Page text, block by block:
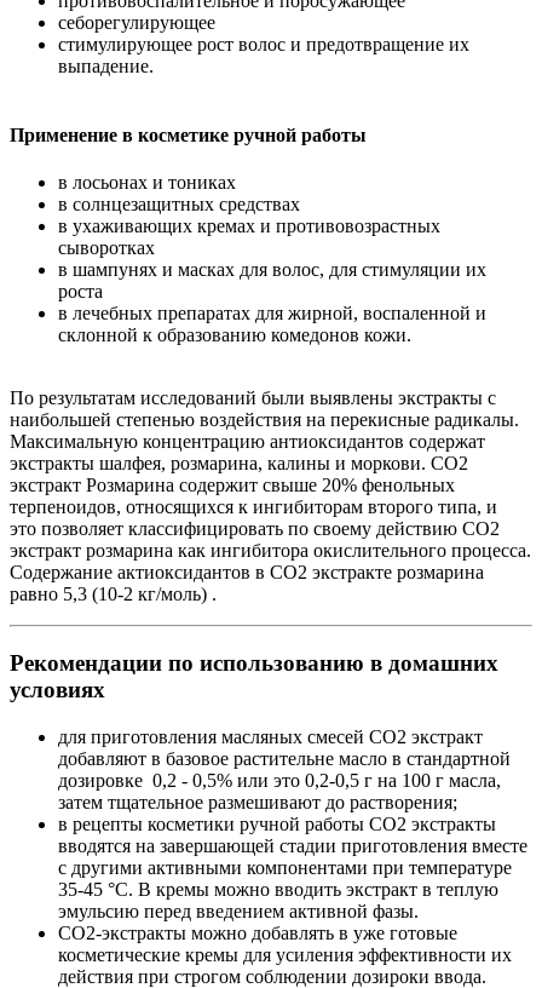
себорегулирующее
стимулирующее рост волос и предотвращение их
выпадение.
Применение в косметике ручной работы
в лосьонах и тониках
в солнцезащитных средствах
в ухаживающих кремах и противовозрастных
сыворотках
в шампунях и масках для волос, для стимуляции их
роста
в лечебных препаратах для жирной, воспаленной и
склонной к образованию комедонов кожи.
По результатам исследований были выявлены экстракты с
наибольшей степенью воздействия на перекисные радикалы.
Максимальную концентрацию антиоксидантов содержат
экстракты шалфея, розмарина, калины и моркови. СО2
экстракт Розмарина содержит свыше 20% фенольных
терпеноидов, относящихся к ингибиторам второго типа, и
это позволяет классифицировать по своему действию CO2
экстракт розмарина как ингибитора окислительного процесса.
Содержание актиоксидантов в СО2 экстракте розмарина
равно 5,3 (10-2 кг/моль) .
Рекомендации по использованию в домашних
условиях
для приготовления масляных смесей СО2 экстракт
добавляют в базовое растительне масло в стандартной
дозировке 0,2 - 0,5% или это 0,2-0,5 г на 100 г масла,
затем тщательное размешивают до растворения;
в рецепты косметики ручной работы СО2 экстракты
вводятся на завершающей стадии приготовления вместе
с другими активными компонентами при температуре
35-45 °C. В кремы можно вводить экстракт в теплую
эмульсию перед введением активной фазы.
СО2-экстракты можно добавлять в уже готовые
косметические кремы для усиления эффективности их
действия при строгом соблюдении дозироки ввода.